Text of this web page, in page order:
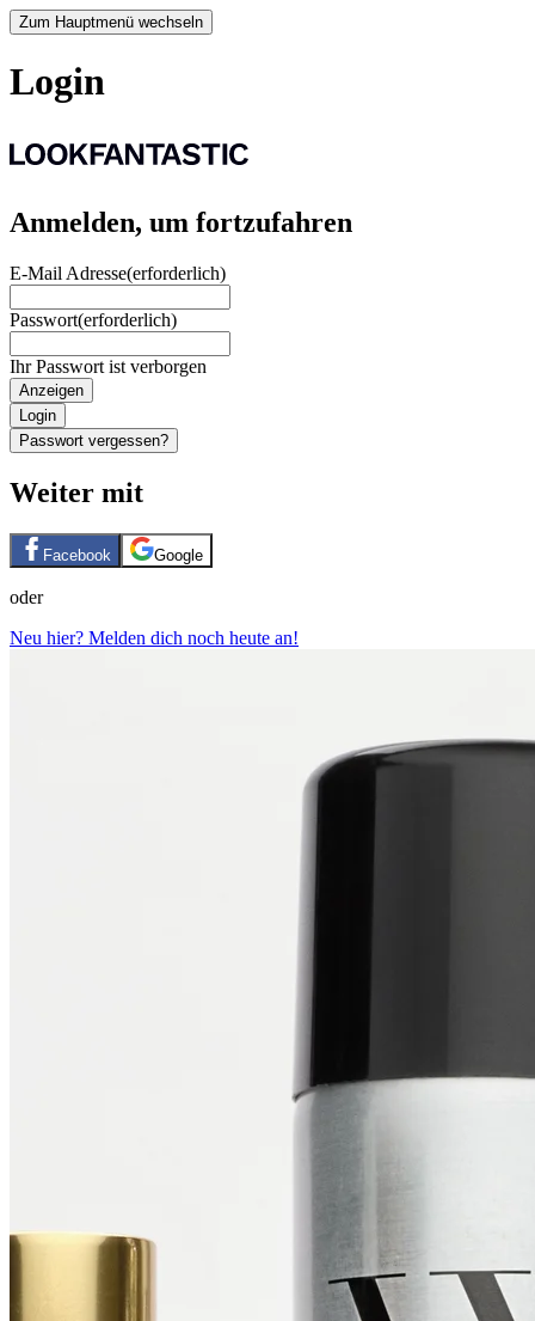
Zum Hauptmenü wechseln
Login
Anmelden, um fortzufahren
E-Mail Adresse(erforderlich)
Passwort(erforderlich)
Ihr Passwort ist verborgen
Anzeigen
Login
Passwort vergessen?
Weiter mit
Facebook Google
oder
Neu hier? Melden dich noch heute an!